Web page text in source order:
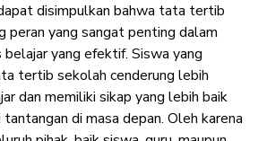
disimpulkan bahwa tata tertib
peran yang sangat penting dalam
yang efektif. Siswa yang
tertib sekolah cenderung lebih
dan memiliki sikap yang lebih baik
di masa depan. Oleh karena